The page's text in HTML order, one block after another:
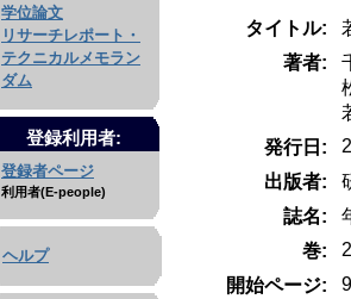
学位論文
リサーチレポート・
テクニカルメモラン
ダム
登録利用者:
登録者ページ
利用者(E-people)
ヘルプ
タイトル:
著者:
発行日:
出版者:
誌名:
巻:
開始ページ: